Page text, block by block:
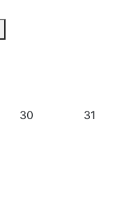
30 31